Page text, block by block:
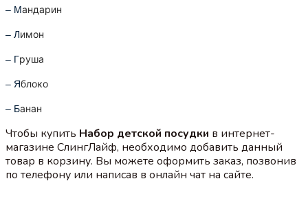
– Мандарин
– Лимон
– Груша
– Яблоко
– Банан
Чтобы купить Набор детской посудки в интернет-
магазине СлингЛайф, необходимо добавить данный
товар в корзину. Вы можете оформить заказ, позвонив
по телефону или написав в онлайн чат на сайте.